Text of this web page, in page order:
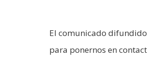
El comunicado
para ponernos en